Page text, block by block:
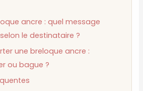
ancre : quel message
le destinataire ?
une breloque ancre :
ou bague ?